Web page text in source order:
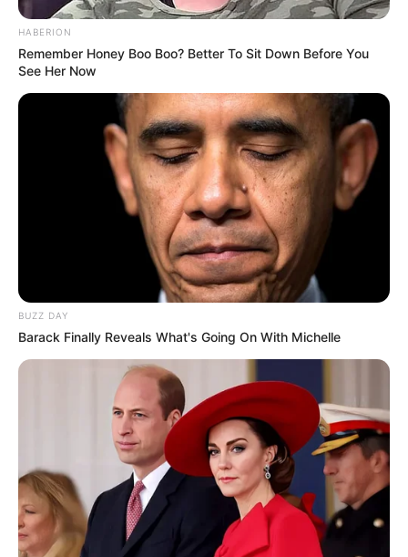
HABERION
Remember Honey Boo Boo? Better To Sit Down Before You
See Her Now
BUZZ DAY
Barack Finally Reveals What's Going On With Michelle